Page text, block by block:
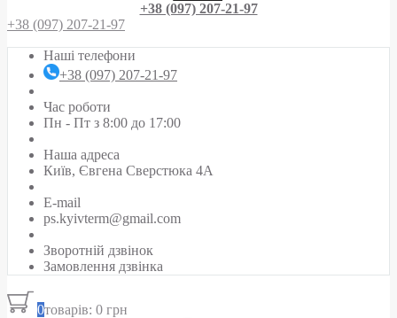
+38 (097) 207-21-97
+38 (097) 207-21-97
Наші телефони
+38 (097) 207-21-97
Час роботи
Пн - Пт з 8:00 до 17:00
Наша адреса
Київ, Євгена Сверстюка 4А
E-mail
ps.kyivterm@gmail.com
Зворотній дзвінок
Замовлення дзвінка
0товарів: 0 грн